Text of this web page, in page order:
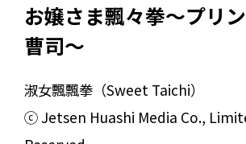
お嬢さま飄々拳～プリ
曹司～
淑女飄飄拳（Sweet Taichi）
ⓒ Jetsen Huashi Media Co.,